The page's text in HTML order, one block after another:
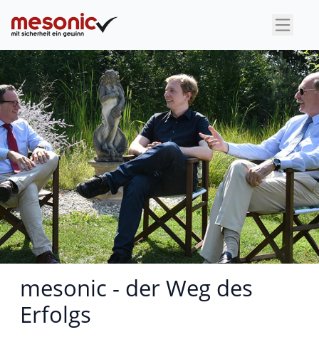
×
mesonic - der Weg des
Erfolgs